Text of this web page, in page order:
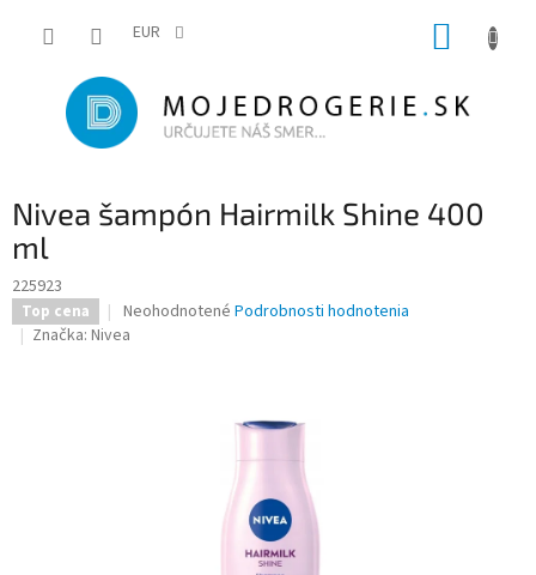
EUR
Nivea šampón Hairmilk Shine 400
ml
225923
Top cena
Priemerné
hodnotenie
Neohodnotené Podrobnosti hodnotenia
Značka: Nivea